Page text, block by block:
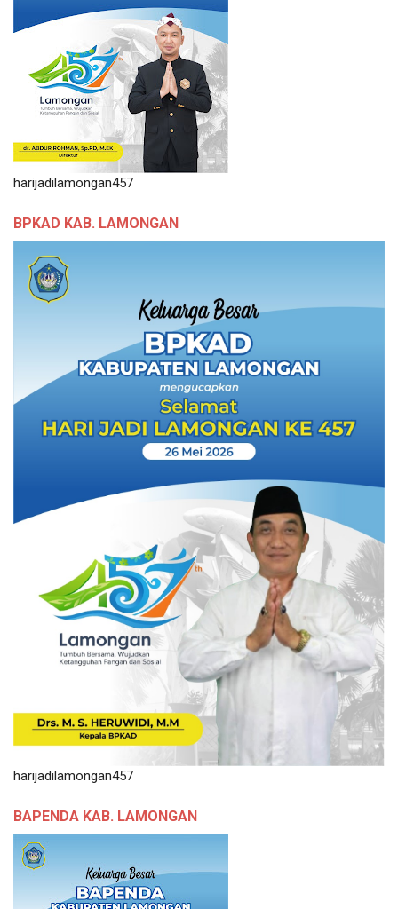
harijadilamongan457
BPKAD KAB. LAMONGAN
harijadilamongan457
BAPENDA KAB. LAMONGAN